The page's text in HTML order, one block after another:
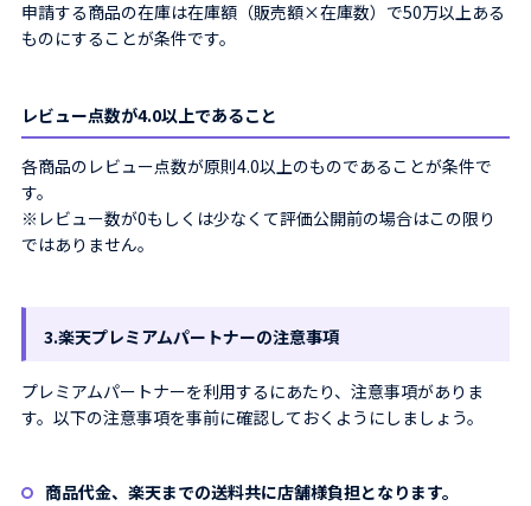
申請する商品の在庫は在庫額（販売額×在庫数）で50万以上ある
ものにすることが条件です。
レビュー点数が4.0以上であること
各商品のレビュー点数が原則4.0以上のものであることが条件で
す。
※レビュー数が0もしくは少なくて評価公開前の場合はこの限り
ではありません。
3.楽天プレミアムパートナーの注意事項
プレミアムパートナーを利用するにあたり、注意事項がありま
す。以下の注意事項を事前に確認しておくようにしましょう。
商品代金、楽天までの送料共に店舗様負担となります。